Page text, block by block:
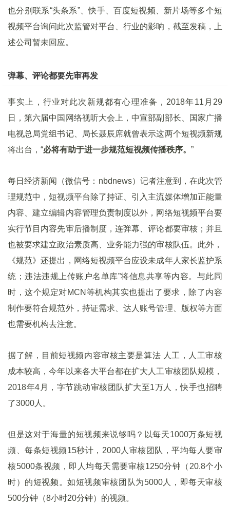
也分别联系“头条系”、快手、百度短视频、新片场等多个短
视频平台询问此次监管对平台、行业的影响，截至发稿，上
述公司暂未回应。
弹幕、评论都要先审再发
事实上，行业对此次新规都有心理准备，2018年11月29
日，第六届中国网络视听大会上，中宣部副部长、国家广播
电视总局党组书记、局长聂辰席就曾表示这两个短视频新规
将出台，“必将有助于进一步规范短视频传播秩序。 ”
每日经济新闻（微信号：nbdnews）记者注意到，在此次管
理规范中，短视频平台除了持证、引入主流媒体增加正能量
内容、建立编辑内容管理负责制度以外，网络短视频平台要
实行节目内容先审后播制度，连弹幕、评论都要审核；并且
也被要求建立政治素质高、业务能力强的审核队伍。此外，
《规范》还提出，网络短视频平台应设未成年人家长监护系
统；违法违规上传账户名单库”将信息共享等内容。与此同
时，这个规定对MCN等机构其实也提出了要求，除了内容
制作要符合规范外，持证需求、达人账号管理、版权等方面
也需要机构去注意。
据了解，目前短视频内容审核主要是算法 人工，人工审核
成本较高，今年以来各大平台都在扩大人工审核团队规模，
2018年4月，字节跳动审核团队扩大至1万人，快手也招聘
了3000人。
但是这对于海量的短视频来说够吗？以每天1000万条短视
频、每条短视频15秒计，2000人审核团队，平均每人要审
核5000条视频，即人均每天需要审核1250分钟（20.8个小
时）的短视频。如短视频审核团队为5000人，即每天审核
500分钟（8小时20分钟）的视频。